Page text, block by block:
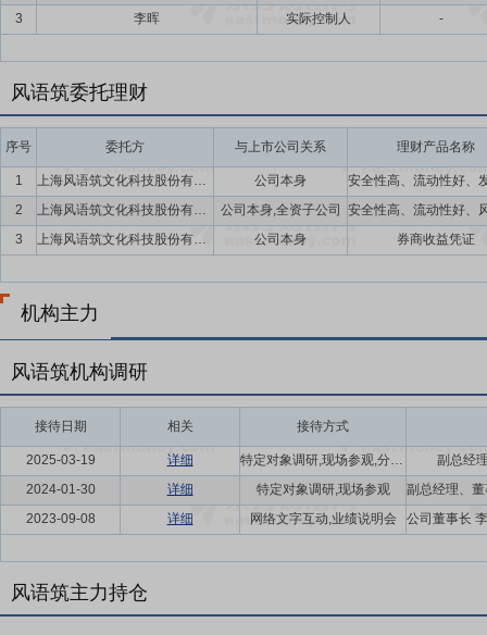
3 李晖 实际控制人 -
风语筑委托理财
序号 委托方 与上市公司关系 理财产品名称
1 上海风语筑文化科技股份有限公司
公司本身
2
上海风语筑文化科技股份有限公司及全资子公司
公司本身,全资子公司
3
上海风语筑文化科技股份有限公司 公司本身 券商收益凭证
机构主力
风语筑机构调研
接待日期 相关 接待方式
2025-03-19 详细 特定对象调研,现场参观,分析师会议,电话通讯
副总经
2024-01-30
详细
特定对象调研,现场参观
2023-09-08
详细 网络文字互动,业绩说明会
风语筑主力持仓